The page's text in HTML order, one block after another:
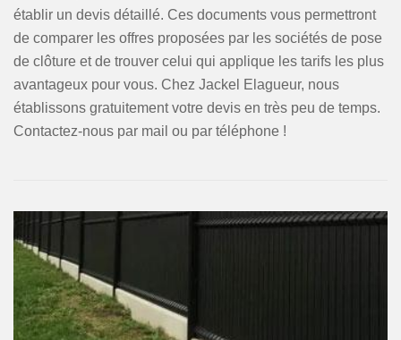
établir un devis détaillé. Ces documents vous permettront
de comparer les offres proposées par les sociétés de pose
de clôture et de trouver celui qui applique les tarifs les plus
avantageux pour vous. Chez Jackel Elagueur, nous
établissons gratuitement votre devis en très peu de temps.
Contactez-nous par mail ou par téléphone !